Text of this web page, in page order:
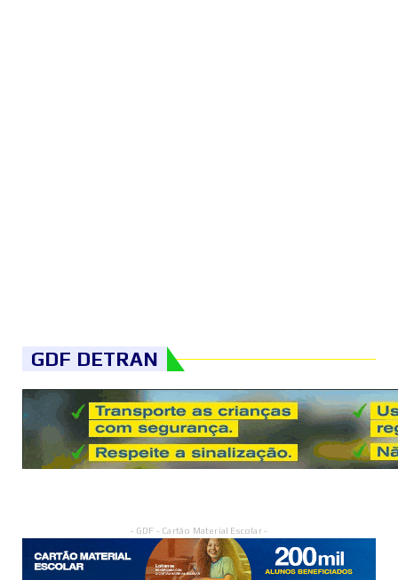
GDF DETRAN
- GDF - Cartão Material Escolar -